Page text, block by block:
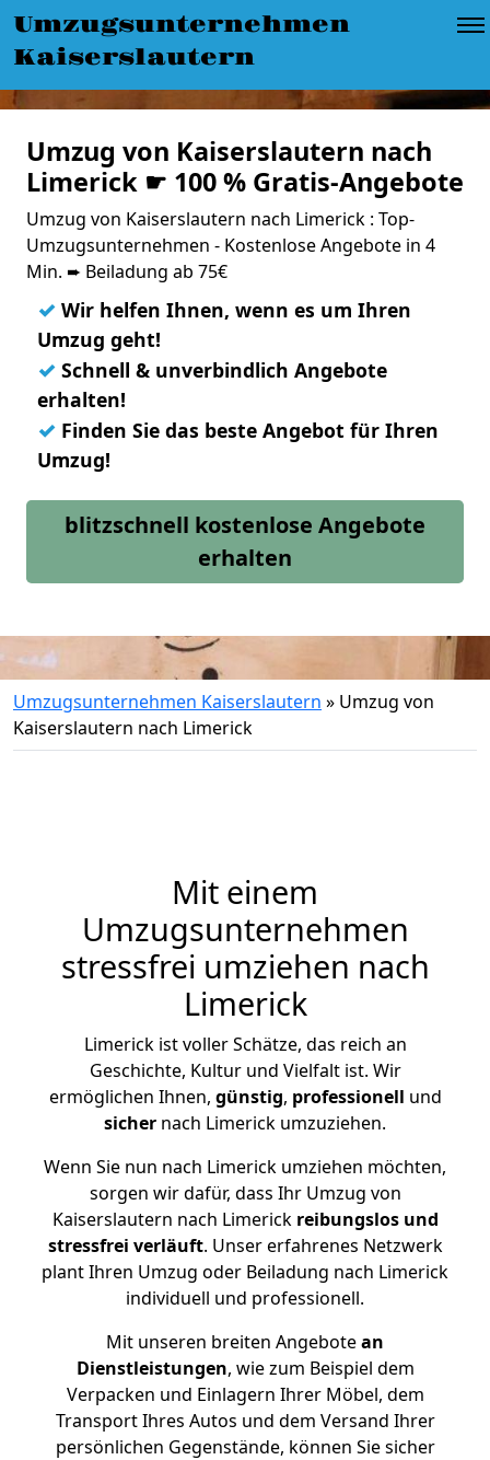
Umzugsunternehmen
Kaiserslautern
Umzug von Kaiserslautern nach
Limerick ☛ 100 % Gratis-Angebote
Umzug von Kaiserslautern nach Limerick : Top-
Umzugsunternehmen - Kostenlose Angebote in 4
Min. ➨ Beiladung ab 75€
✓ Wir helfen Ihnen, wenn es um Ihren
Umzug geht!
✓ Schnell & unverbindlich Angebote
erhalten!
✓ Finden Sie das beste Angebot für Ihren
Umzug!
blitzschnell kostenlose Angebote
erhalten
Umzugsunternehmen Kaiserslautern » Umzug von
Kaiserslautern nach Limerick
Mit einem
Umzugsunternehmen
stressfrei umziehen nach
Limerick
Limerick ist voller Schätze, das reich an
Geschichte, Kultur und Vielfalt ist. Wir
ermöglichen Ihnen, günstig, professionell und
sicher nach Limerick umzuziehen.
Wenn Sie nun nach Limerick umziehen möchten,
sorgen wir dafür, dass Ihr Umzug von
Kaiserslautern nach Limerick reibungslos und
stressfrei verläuft. Unser erfahrenes Netzwerk
plant Ihren Umzug oder Beiladung nach Limerick
individuell und professionell.
Mit unseren breiten Angebotean
Dienstleistungen, wie zum Beispiel dem
Verpacken und Einlagern Ihrer Möbel, dem
Transport Ihres Autos und dem Versand Ihrer
persönlichen Gegenstände, können Sie sicher